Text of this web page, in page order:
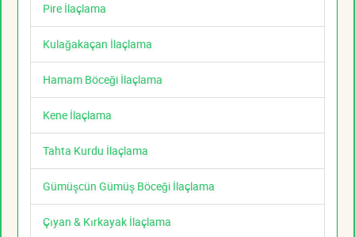
Pire İlaçlama
Kulağakaçan İlaçlama
Hamam Böceği İlaçlama
Kene İlaçlama
Tahta Kurdu İlaçlama
Gümüşcün Gümüş Böceği İlaçlama
Çıyan & Kırkayak İlaçlama